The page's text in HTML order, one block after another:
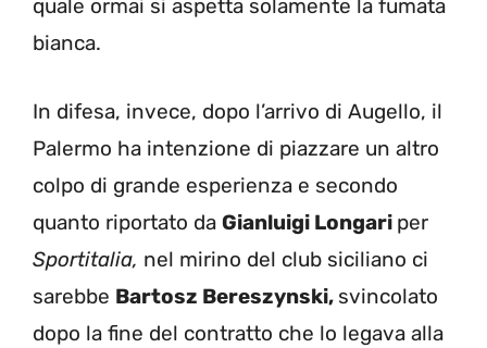
quale ormai si aspetta solamente la fumata
bianca.
In difesa, invece, dopo l’arrivo di Augello, il
Palermo ha intenzione di piazzare un altro
colpo di grande esperienza e secondo
quanto riportato da Gianluigi Longari per
Sportitalia, nel mirino del club siciliano ci
sarebbe Bartosz Bereszynski, svincolato
dopo la fine del contratto che lo legava alla